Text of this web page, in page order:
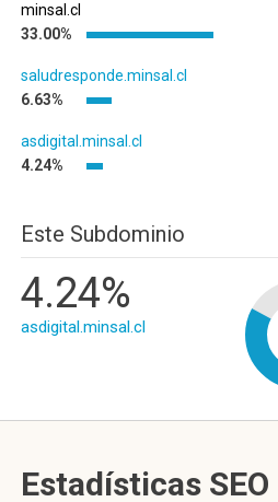
minsal.cl
33.00%
saludresponde.minsal.cl
6.63%
asdigital.minsal.cl
4.24%
Este Subdominio
4.24%
asdigital.minsal.cl
Estadísticas SEO